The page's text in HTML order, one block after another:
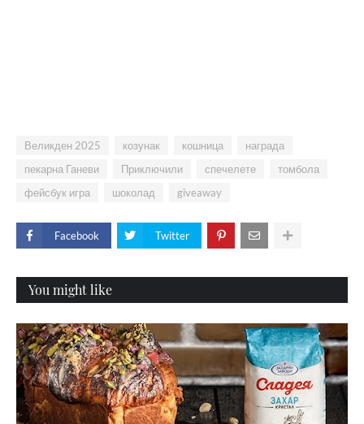
Великден 2025 козунак кошница
награда
пекарна Ганеви
Приключили спечелете
томбола
фейсбук игра
шоколад giveaway
Facebook Twitter
You might like